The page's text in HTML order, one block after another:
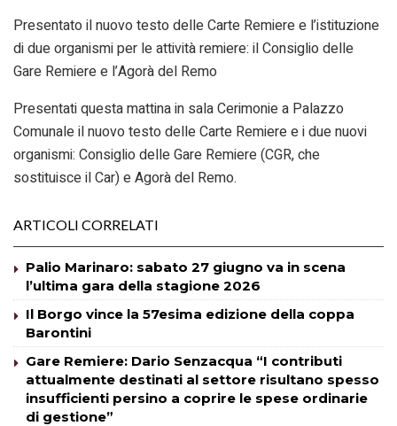
Presentato il nuovo testo delle Carte Remiere e l’istituzione
di due organismi per le attività remiere: il Consiglio delle
Gare Remiere e l’Agorà del Remo
Presentati questa mattina in sala Cerimonie a Palazzo
Comunale il nuovo testo delle Carte Remiere e i due nuovi
organismi: Consiglio delle Gare Remiere (CGR, che
sostituisce il Car) e Agorà del Remo.
ARTICOLI CORRELATI
Palio Marinaro: sabato 27 giugno va in scena
l’ultima gara della stagione 2026
Il Borgo vince la 57esima edizione della coppa
Barontini
Gare Remiere: Dario Senzacqua “I contributi
attualmente destinati al settore risultano spesso
insufficienti persino a coprire le spese ordinarie
di gestione”